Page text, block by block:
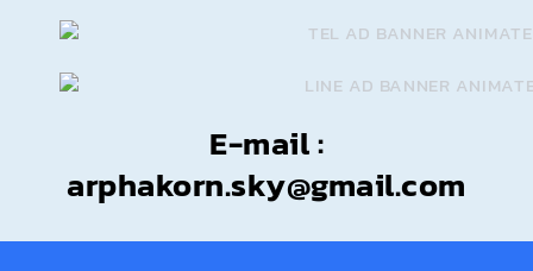
E-mail :
arphakorn.sky@gmail.com